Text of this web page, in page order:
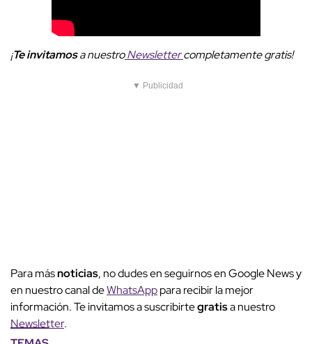
¡Te invitamosa nuestroNewslettercompletamente gratis!
▼ Publicidad
Para másnoticias, no dudes en seguirnos en Google News y
en nuestro canal deWhatsApppara recibir la mejor
información. Te invitamos a suscribirtegratisa nuestro
Newsletter.